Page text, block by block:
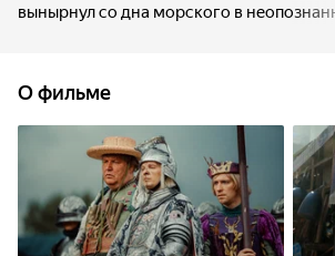
вынырнул со дна морского в
неизлечимую хандру князя Филимона,
непобедимого силача Бамбулу,
от коварных врагов и жадных
в жизни встретить принцессу. Столько
кругом идет! В опасных приключениях
верный друг — маленький дракон
считает Лёху родной мамой. Но
сюрприз.
О фильме